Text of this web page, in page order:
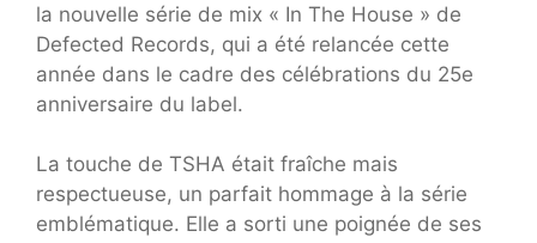
la nouvelle série de mix « In The House » de
Defected Records, qui a été relancée cette
année dans le cadre des célébrations du 25e
anniversaire du label.
La touche de TSHA était fraîche mais
respectueuse, un parfait hommage à la série
emblématique. Elle a sorti une poignée de ses